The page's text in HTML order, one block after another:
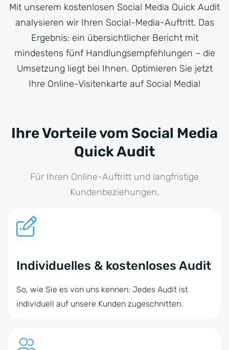
Mit unserem kostenlosen Social Media Quick Audit
analysieren wir Ihren Social-Media-Auftritt. Das
Ergebnis: ein übersichtlicher Bericht mit
mindestens fünf Handlungsempfehlungen – die
Umsetzung liegt bei Ihnen. Optimieren Sie jetzt
Ihre Online-Visitenkarte auf Social Media!
Ihre Vorteile vom Social Media
Quick Audit
Für Ihren Online-Auftritt und langfristige
Kundenbeziehungen.
Individuelles & kostenloses Audit
So, wie Sie es von uns kennen: Jedes Audit ist
individuell auf unsere Kunden zugeschnitten.